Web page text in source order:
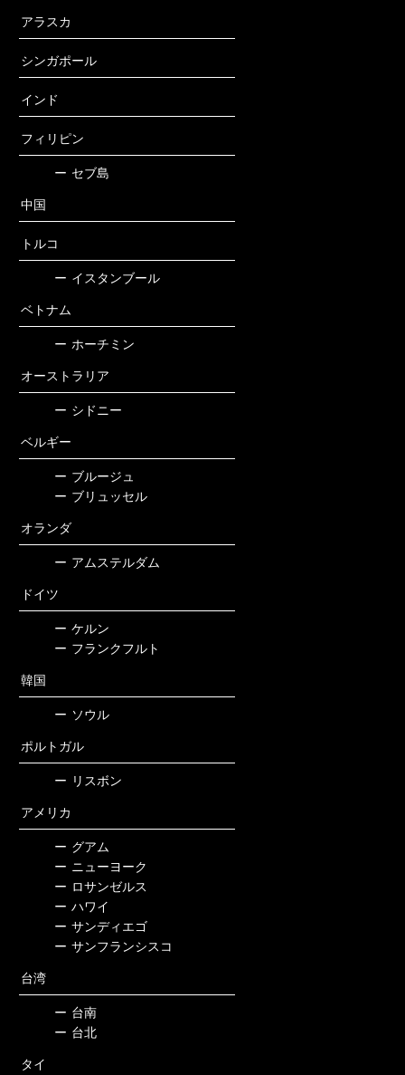
アラスカ
シンガポール
インド
フィリピン
ー セブ島
中国
トルコ
ー イスタンブール
ベトナム
ー ホーチミン
オーストラリア
ー シドニー
ベルギー
ー ブルージュ
ー ブリュッセル
オランダ
ー アムステルダム
ドイツ
ー ケルン
ー フランクフルト
韓国
ー ソウル
ポルトガル
ー リスボン
アメリカ
ー グアム
ー ニューヨーク
ー ロサンゼルス
ー ハワイ
ー サンディエゴ
ー サンフランシスコ
台湾
ー 台南
ー 台北
タイ